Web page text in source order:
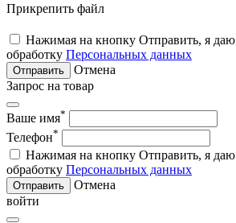
Прикрепить файл
Нажимая на кнопку Отправить, я даю
обработку Персональных данных
Отправить
Отмена
Запрос на товар
Ваше имя*
Телефон*
Нажимая на кнопку Отправить, я даю
обработку Персональных данных
Отправить
Отмена
войти